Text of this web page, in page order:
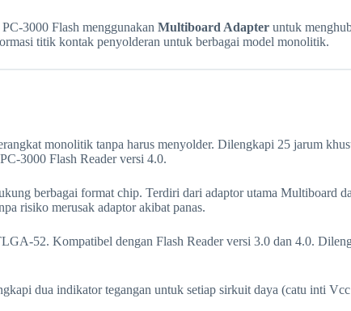
3000 Flash menggunakan Multiboard Adapter untuk
titik kontak penyolderan untuk berbagai model monolitik.
monolitik tanpa harus menyolder. Dilengkapi 25 jarum
3000 Flash Reader versi 4.0.
berbagai format chip. Terdiri dari adaptor utama Multiboard
risiko merusak adaptor akibat panas.
52. Kompatibel dengan Flash Reader versi 3.0 dan 4.0.
dua indikator tegangan untuk setiap sirkuit daya (catu inti